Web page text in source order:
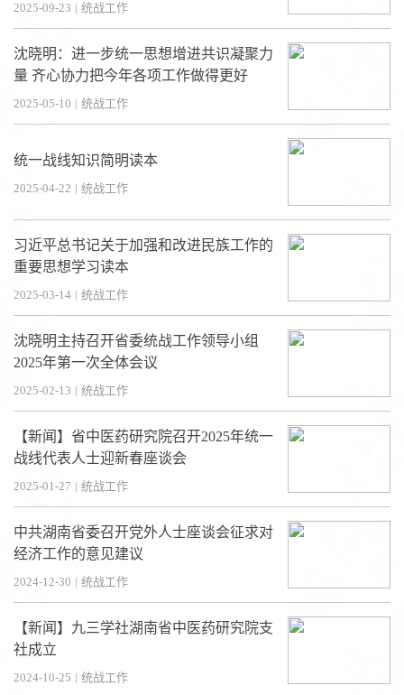
2025-09-23 | 统战工作
沈晓明：进一步统一思想增进共识凝聚力
量 齐心协力把今年各项工作做得更好
2025-05-10 | 统战工作
统一战线知识简明读本
2025-04-22 | 统战工作
习近平总书记关于加强和改进民族工作的
重要思想学习读本
2025-03-14 | 统战工作
沈晓明主持召开省委统战工作领导小组
2025年第一次全体会议
2025-02-13 | 统战工作
【新闻】省中医药研究院召开2025年统一
战线代表人士迎新春座谈会
2025-01-27 | 统战工作
中共湖南省委召开党外人士座谈会征求对
经济工作的意见建议
2024-12-30 | 统战工作
【新闻】九三学社湖南省中医药研究院支
社成立
2024-10-25 | 统战工作